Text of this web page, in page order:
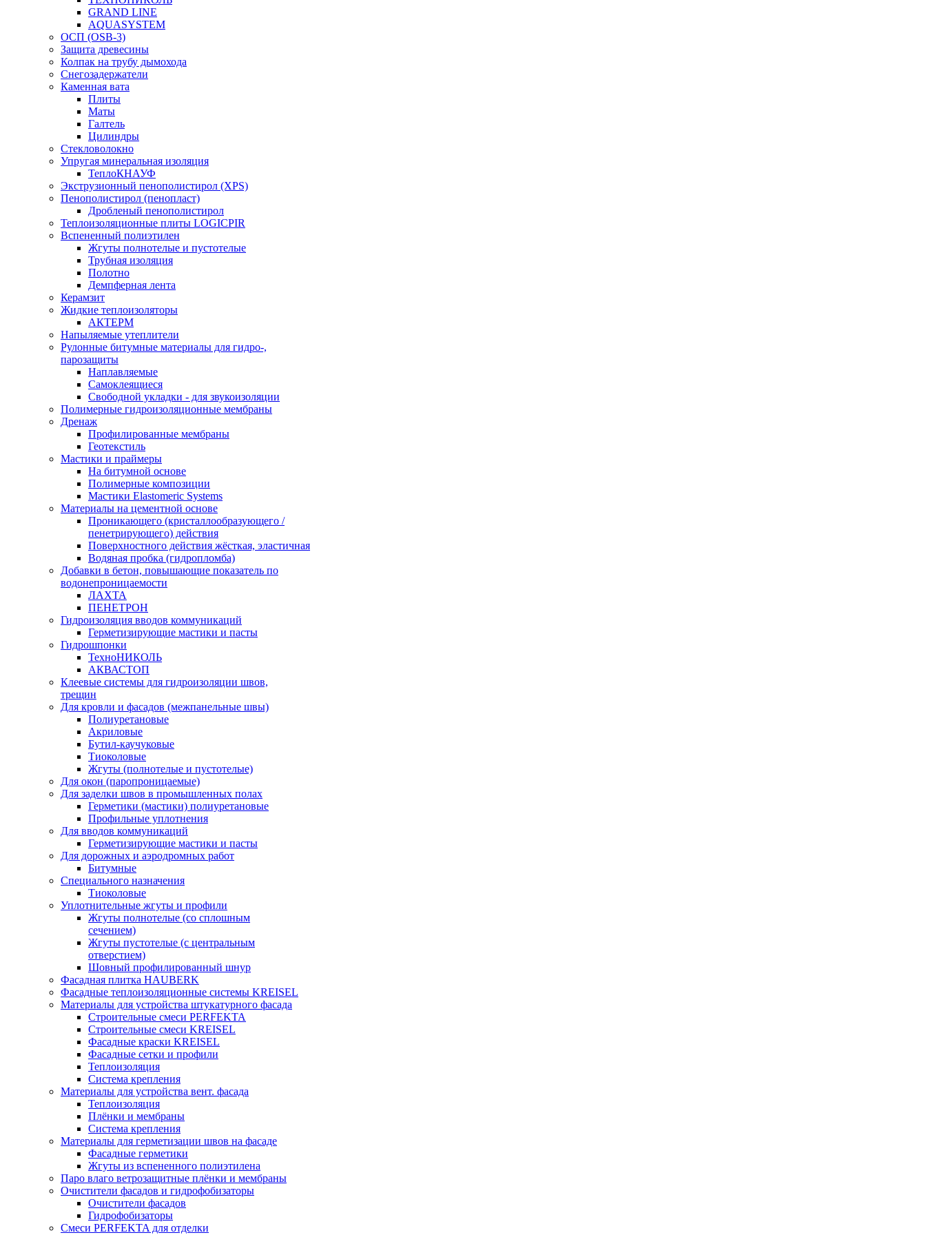
GRAND LINE
AQUASYSTEM
ОСП (OSB-3)
Защита древесины
Колпак на трубу дымохода
Снегозадержатели
Каменная вата
Плиты
Маты
Галтель
Цилиндры
Стекловолокно
Упругая минеральная изоляция
ТеплоКНАУФ
Экструзионный пенополистирол (XPS)
Пенополистирол (пенопласт)
Дробленый пенополистирол
Теплоизоляционные плиты LOGICPIR
Вспененный полиэтилен
Жгуты полнотелые и пустотелые
Трубная изоляция
Полотно
Демпферная лента
Керамзит
Жидкие теплоизоляторы
АКТЕРМ
Напыляемые утеплители
Рулонные битумные материалы для гидро-,
парозащиты
Наплавляемые
Самоклеящиеся
Свободной укладки - для звукоизоляции
Полимерные гидроизоляционные мембраны
Дренаж
Профилированные мембраны
Геотекстиль
Мастики и праймеры
На битумной основе
Полимерные композиции
Мастики Elastomeric Systems
Материалы на цементной основе
Проникающего (кристаллообразующего /
пенетрирующего) действия
Поверхностного действия жёсткая, эластичная
Водяная пробка (гидропломба)
Добавки в бетон, повышающие показатель по
водонепроницаемости
ЛАХТА
ПЕНЕТРОН
Гидроизоляция вводов коммуникаций
Герметизирующие мастики и пасты
Гидрошпонки
ТехноНИКОЛЬ
АКВАСТОП
Клеевые системы для гидроизоляции швов,
трещин
Для кровли и фасадов (межпанельные швы)
Полиуретановые
Акриловые
Бутил-каучуковые
Тиоколовые
Жгуты (полнотелые и пустотелые)
Для окон (паропроницаемые)
Для заделки швов в промышленных полах
Герметики (мастики) полиуретановые
Профильные уплотнения
Для вводов коммуникаций
Герметизирующие мастики и пасты
Для дорожных и аэродромных работ
Битумные
Специального назначения
Тиоколовые
Уплотнительные жгуты и профили
Жгуты полнотелые (со сплошным
сечением)
Жгуты пустотелые (с центральным
отверстием)
Шовный профилированный шнур
Фасадная плитка HAUBERK
Фасадные теплоизоляционные системы KREISEL
Материалы для устройства штукатурного фасада
Строительные смеси PERFEKTA
Строительные смеси KREISEL
Фасадные краски KREISEL
Фасадные сетки и профили
Теплоизоляция
Система крепления
Материалы для устройства вент. фасада
Теплоизоляция
Плёнки и мембраны
Система крепления
Материалы для герметизации швов на фасаде
Фасадные герметики
Жгуты из вспененного полиэтилена
Паро влаго ветрозащитные плёнки и мембраны
Очистители фасадов и гидрофобизаторы
Очистители фасадов
Гидрофобизаторы
Смеси PERFEKTA для отделки